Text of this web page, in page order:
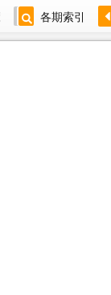
各期索引